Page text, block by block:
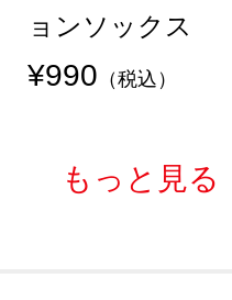
ョンソックス
¥990 （税込）
もっと見る